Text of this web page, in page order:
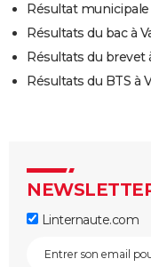
Résultat
Résultats du bac à
Résultats du brevet
Résultats du BTS à
Linternaute.com